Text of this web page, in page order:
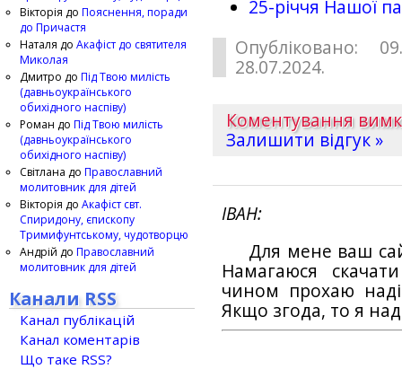
25-рiччя Нашої
Опубліковано:
28.07.2024.
Коментування
Залишити відгук »
ІВАН
Для мене ваш
Намагаюся
чином прохаю
Якщо згода, то я
Вікторія до Пояснення, поради
до Причастя
Наталя до Акафіст до святителя
Миколая
Дмитро до Під Твою милість
(давньоукраїнського
обихідного наспіву)
Роман до Під Твою милість
(давньоукраїнського
обихідного наспіву)
Світлана до Православний
молитовник для дітей
Вікторія до Акафіст свт.
Спиридону, єпископу
Тримифунтському, чудотворцю
Андрій до Православний
молитовник для дітей
Канали RSS
Канал публікацій
Канал коментарів
Що таке RSS?